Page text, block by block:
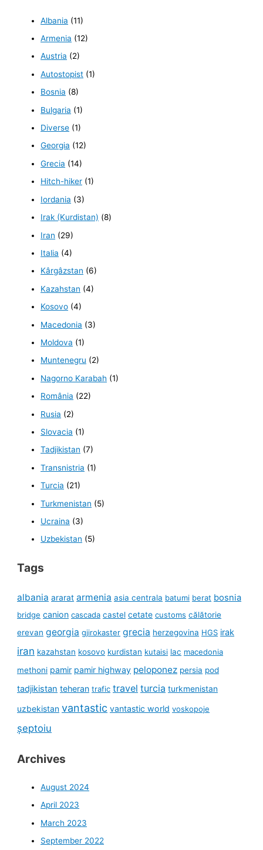
Albania (11)
Armenia (12)
Austria (2)
Autostopist (1)
Bosnia (8)
Bulgaria (1)
Diverse (1)
Georgia (12)
Grecia (14)
Hitch-hiker (1)
Iordania (3)
Irak (Kurdistan) (8)
Iran (29)
Italia (4)
Kârgâzstan (6)
Kazahstan (4)
Kosovo (4)
Macedonia (3)
Moldova (1)
Muntenegru (2)
Nagorno Karabah (1)
România (22)
Rusia (2)
Slovacia (1)
Tadjikistan (7)
Transnistria (1)
Turcia (21)
Turkmenistan (5)
Ucraina (3)
Uzbekistan (5)
Tags
albania ararat armenia asia centrala batumi berat bosnia
bridge canion cascada castel cetate customs călătorie
erevan georgia gjirokaster grecia herzegovina HGS irak
iran kazahstan kosovo kurdistan kutaisi lac macedonia
methoni pamir pamir highway peloponez persia pod
tadjikistan teheran trafic travel turcia turkmenistan
uzbekistan vantastic vantastic world voskopoje
șeptoiu
Archives
August 2024
April 2023
March 2023
September 2022